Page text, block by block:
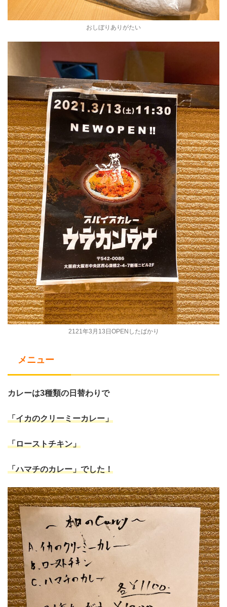
おしぼりありがたい
2121年3月13日OPENしたばかり
メニュー
カレーは3種類の日替わりで
「イカのクリーミーカレー」
「ローストチキン」
「ハマチのカレー」でした！